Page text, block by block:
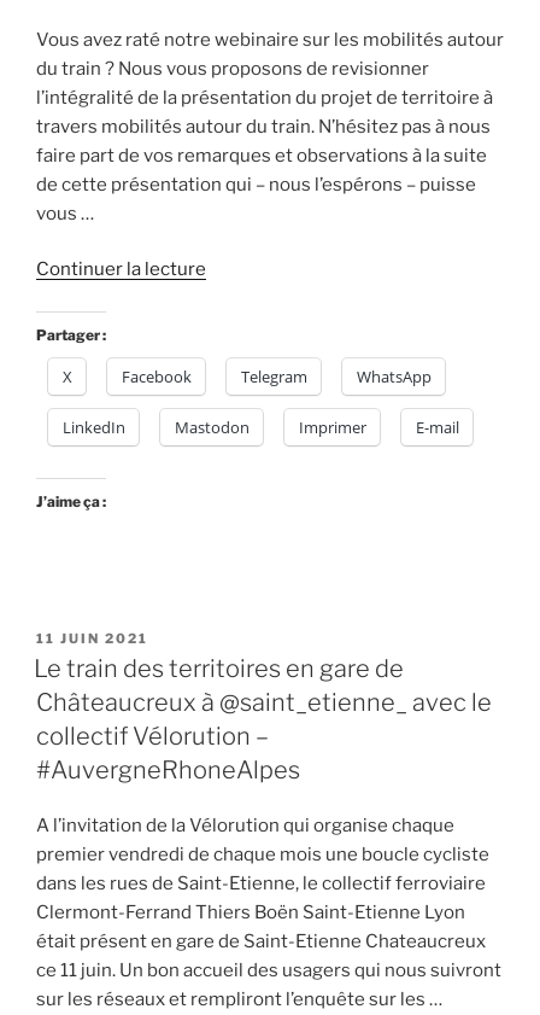
(11/20) »
Vous avez raté notre webinaire sur les mobilités autour
du train ? Nous vous proposons de revisionner
l’intégralité de la présentation du projet de territoire à
travers mobilités autour du train. N’hésitez pas à nous
faire part de vos remarques et observations à la suite
de cette présentation qui – nous l’espérons – puisse
vous …
Continuer la lecture
les
#mobilités
autour
du
train
des
territoires »
–
#AuvergneRhoneAlpes
–
mai
2021 »
Partager :
X Facebook Telegram WhatsApp
LinkedIn Mastodon Imprimer E-mail
J’aime ça :
PUBLIÉ
LE
11 JUIN 2021
Le train des territoires en gare de
Châteaucreux à @saint_etienne_ avec le
collectif Vélorution –
#AuvergneRhoneAlpes
A l’invitation de la Vélorution qui organise chaque
premier vendredi de chaque mois une boucle cycliste
dans les rues de Saint-Etienne, le collectif ferroviaire
Clermont-Ferrand Thiers Boën Saint-Etienne Lyon
était présent en gare de Saint-Etienne Chateaucreux
ce 11 juin. Un bon accueil des usagers qui nous suivront
sur les réseaux et rempliront l’enquête sur les …